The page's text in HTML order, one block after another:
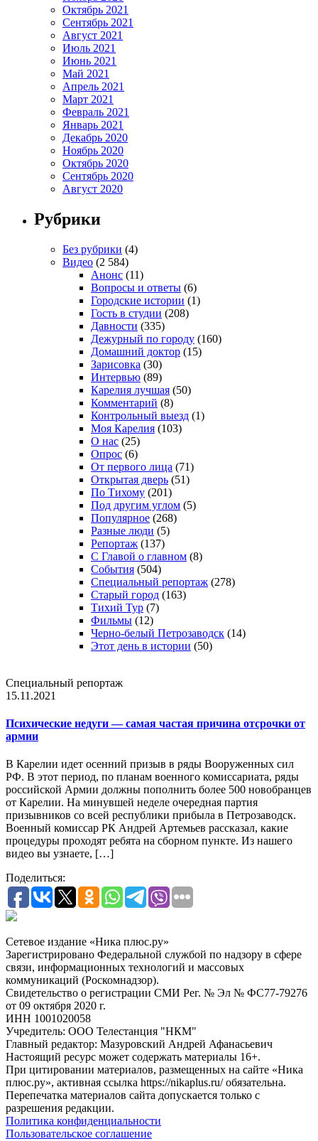
Октябрь 2021
Сентябрь 2021
Август 2021
Июль 2021
Июнь 2021
Май 2021
Апрель 2021
Март 2021
Февраль 2021
Январь 2021
Декабрь 2020
Ноябрь 2020
Октябрь 2020
Сентябрь 2020
Август 2020
Рубрики
Без рубрики (4)
Видео (2 584)
Анонс (11)
Вопросы и ответы (6)
Городские истории (1)
Гость в студии (208)
Давности (335)
Дежурный по городу (160)
Домашний доктор (15)
Зарисовка (30)
Интервью (89)
Карелия лучшая (50)
Комментарий (8)
Контрольный выезд (1)
Моя Карелия (103)
О нас (25)
Опрос (6)
От первого лица (71)
Открытая дверь (51)
По Тихому (201)
Под другим углом (5)
Популярное (268)
Разные люди (5)
Репортаж (137)
С Главой о главном (8)
События (504)
Специальный репортаж (278)
Старый город (163)
Тихий Тур (7)
Фильмы (12)
Черно-белый Петрозаводск (14)
Этот день в истории (50)
Специальный репортаж
15.11.2021
Психические недуги — самая частая причина отсрочки от
армии
В Карелии идет осенний призыв в ряды Вооруженных сил
РФ. В этот период, по планам военного комиссариата, ряды
российской Армии должны пополнить более 500 новобранцев
от Карелии. На минувшей неделе очередная партия
призывников со всей республики прибыла в Петрозаводск.
Военный комиссар РК Андрей Артемьев рассказал, какие
процедуры проходят ребята на сборном пункте. Из нашего
видео вы узнаете, […]
Поделиться:
Сетевое издание «Ника плюс.ру»
Зарегистрировано Федеральной службой по надзору в сфере
связи, информационных технологий и массовых
коммуникаций (Роскомнадзор).
Свидетельство о регистрации СМИ Рег. № Эл № ФС77-79276
от 09 октября 2020 г.
ИНН 1001020058
Учредитель: ООО Телестанция "НКМ"
Главный редактор: Мазуровский Андрей Афанасьевич
Настоящий ресурс может содержать материалы 16+.
При цитировании материалов, размещенных на сайте «Ника
плюс.ру», активная ссылка https://nikaplus.ru/ обязательна.
Перепечатка материалов сайта допускается только с
разрешения редакции.
Политика конфиденциальности
Пользовательское соглашение